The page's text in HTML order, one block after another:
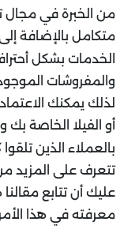
من الخبرة في مجال
متكامل بالإضافة
الخدمات بشكل
والمفروشات
لذلك يمكنك
أو الفيلا الخاصة بك
بالعملاء الذين
تتعرف على المزيد
عليك أن تتابع
معرفته في هذا